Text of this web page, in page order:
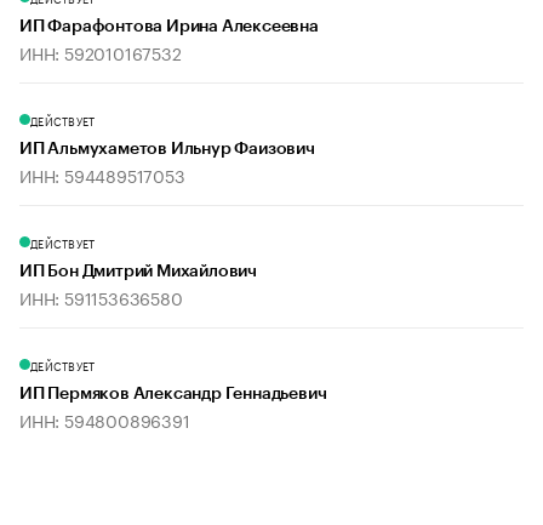
ИП Фарафонтова Ирина Алексеевна
ИНН: 592010167532
ДЕЙСТВУЕТ
ИП Альмухаметов Ильнур Фаизович
ИНН: 594489517053
ДЕЙСТВУЕТ
ИП Бон Дмитрий Михайлович
ИНН: 591153636580
ДЕЙСТВУЕТ
ИП Пермяков Александр Геннадьевич
ИНН: 594800896391